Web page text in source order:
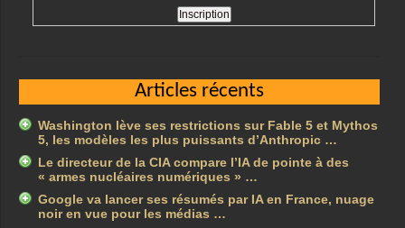
Articles récents
Washington lève ses restrictions sur Fable 5 et Mythos
5, les modèles les plus puissants d’Anthropic …
Le directeur de la CIA compare l’IA de pointe à des
« armes nucléaires numériques » …
Google va lancer ses résumés par IA en France, nuage
noir en vue pour les médias …